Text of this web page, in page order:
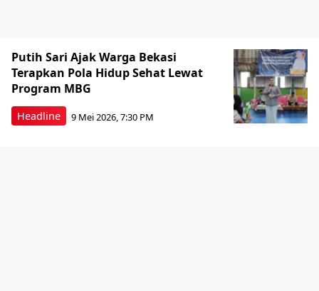
Headline
Putih Sari Ajak Warga Bekasi
Terapkan Pola Hidup Sehat Lewat
Program MBG
9 Mei 2026, 7:30 PM